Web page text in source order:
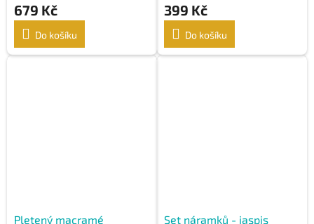
679 Kč
Do košíku
399 Kč
Do košíku
Pletený macramé
Set náramků - jaspis